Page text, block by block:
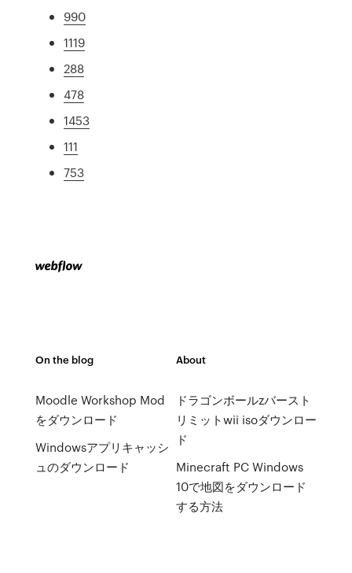
990
1119
288
478
1453
111
753
On the blog
Moodle Workshop Mod
をダウンロード
Windowsアプリキャッシ
ュのダウンロード
About
ドラゴンボールzバースト
リミットwii isoダウンロー
ド
Minecraft PC Windows
10で地図をダウンロード
する方法